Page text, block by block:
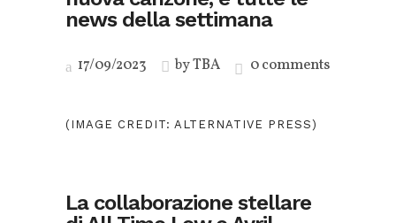
news della settimana
17/09/2023 byTBA 0 comments
(IMAGE CREDIT: ALTERNATIVE PRESS)
La collaborazione stellare